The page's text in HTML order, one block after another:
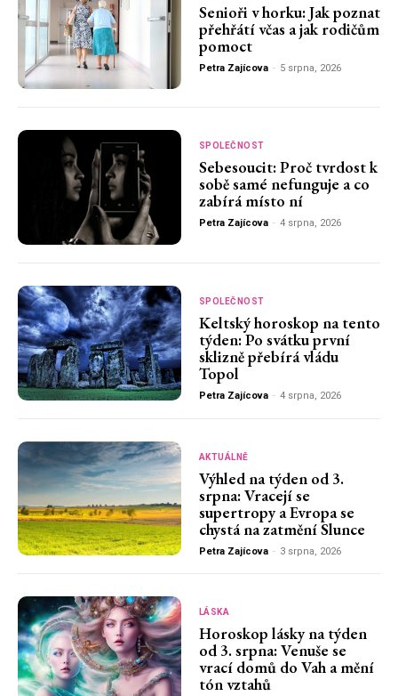
Senioři v horku: Jak poznat
přehřátí včas a jak rodičům
pomoct
Petra Zajícova - 5 srpna, 2026
SPOLEČNOST
Sebesoucit: Proč tvrdost k
sobě samé nefunguje a co
zabírá místo ní
Petra Zajícova - 4 srpna, 2026
SPOLEČNOST
Keltský horoskop na tento
týden: Po svátku první
sklizně přebírá vládu
Topol
Petra Zajícova - 4 srpna, 2026
AKTUÁLNĚ
Výhled na týden od 3.
srpna: Vracejí se
supertropy a Evropa se
chystá na zatmění Slunce
Petra Zajícova - 3 srpna, 2026
LÁSKA
Horoskop lásky na týden
od 3. srpna: Venuše se
vrací domů do Vah a mění
tón vztahů